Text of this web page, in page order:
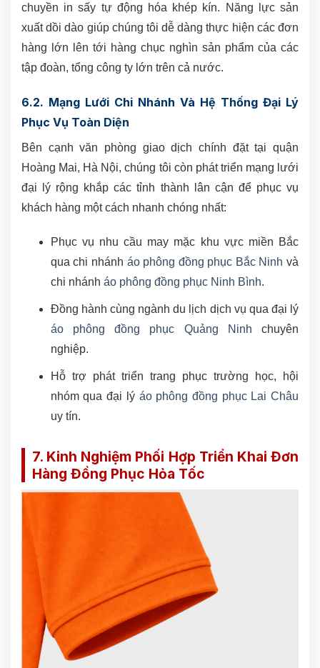
chuyền in sấy tự động hóa khép kín. Năng lực sản
xuất dồi dào giúp chúng tôi dễ dàng thực hiện các đơn
hàng lớn lên tới hàng chục nghìn sản phẩm của các
tập đoàn, tổng công ty lớn trên cả nước.
6.2. Mạng Lưới Chi Nhánh Và Hệ Thống Đại Lý
Phục Vụ Toàn Diện
Bên cạnh văn phòng giao dịch chính đặt tại quận
Hoàng Mai, Hà Nội, chúng tôi còn phát triển mạng lưới
đại lý rộng khắp các tỉnh thành lân cận để phục vụ
khách hàng một cách nhanh chóng nhất:
Phục vụ nhu cầu may mặc khu vực miền Bắc
qua chi nhánh áo phông đồng phục Bắc Ninh và
chi nhánh áo phông đồng phục Ninh Bình.
Đồng hành cùng ngành du lịch dịch vụ qua đại lý
áo phông đồng phục Quảng Ninh chuyên
nghiệp.
Hỗ trợ phát triển trang phục trường học, hội
nhóm qua đại lý áo phông đồng phục Lai Châu
uy tín.
7. Kinh Nghiệm Phối Hợp Triển Khai Đơn
Hàng Đồng Phục Hỏa Tốc